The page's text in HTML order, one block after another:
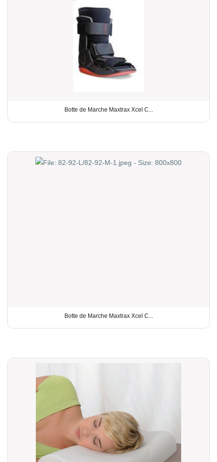
Botte de Marche Maxtrax Xcel C...
Botte de Marche Maxtrax Xcel C...